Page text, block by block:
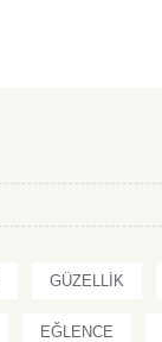
GÜZELLIK
EĞLENCE